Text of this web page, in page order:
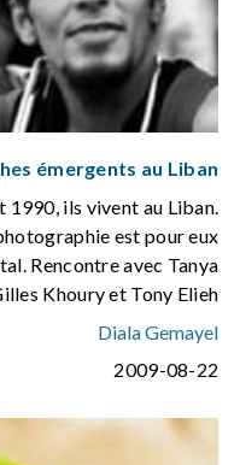
émergents au Liban
ils vivent au Liban.
est pour eux
Rencontre avec Tanya
Khoury et Tony Elieh.
Diala Gemayel
2009-08-22